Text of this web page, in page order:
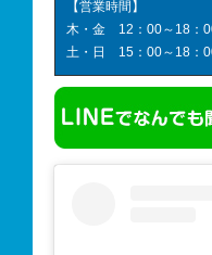
【営業時間】
木・金 12：00～18：
土・日 15：00～18：